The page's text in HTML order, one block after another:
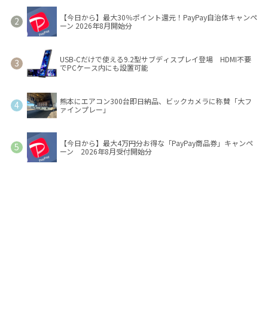
【今日から】最大30％ポイント還元！PayPay自治体キャンペ
ーン 2026年8月開始分
USB-Cだけで使える9.2型サブディスプレイ登場 HDMI不要
でPCケース内にも設置可能
熊本にエアコン300台即日納品、ビックカメラに称賛「大フ
ァインプレー」
【今日から】最大4万円分お得な「PayPay商品券」キャンペ
ーン 2026年8月受付開始分